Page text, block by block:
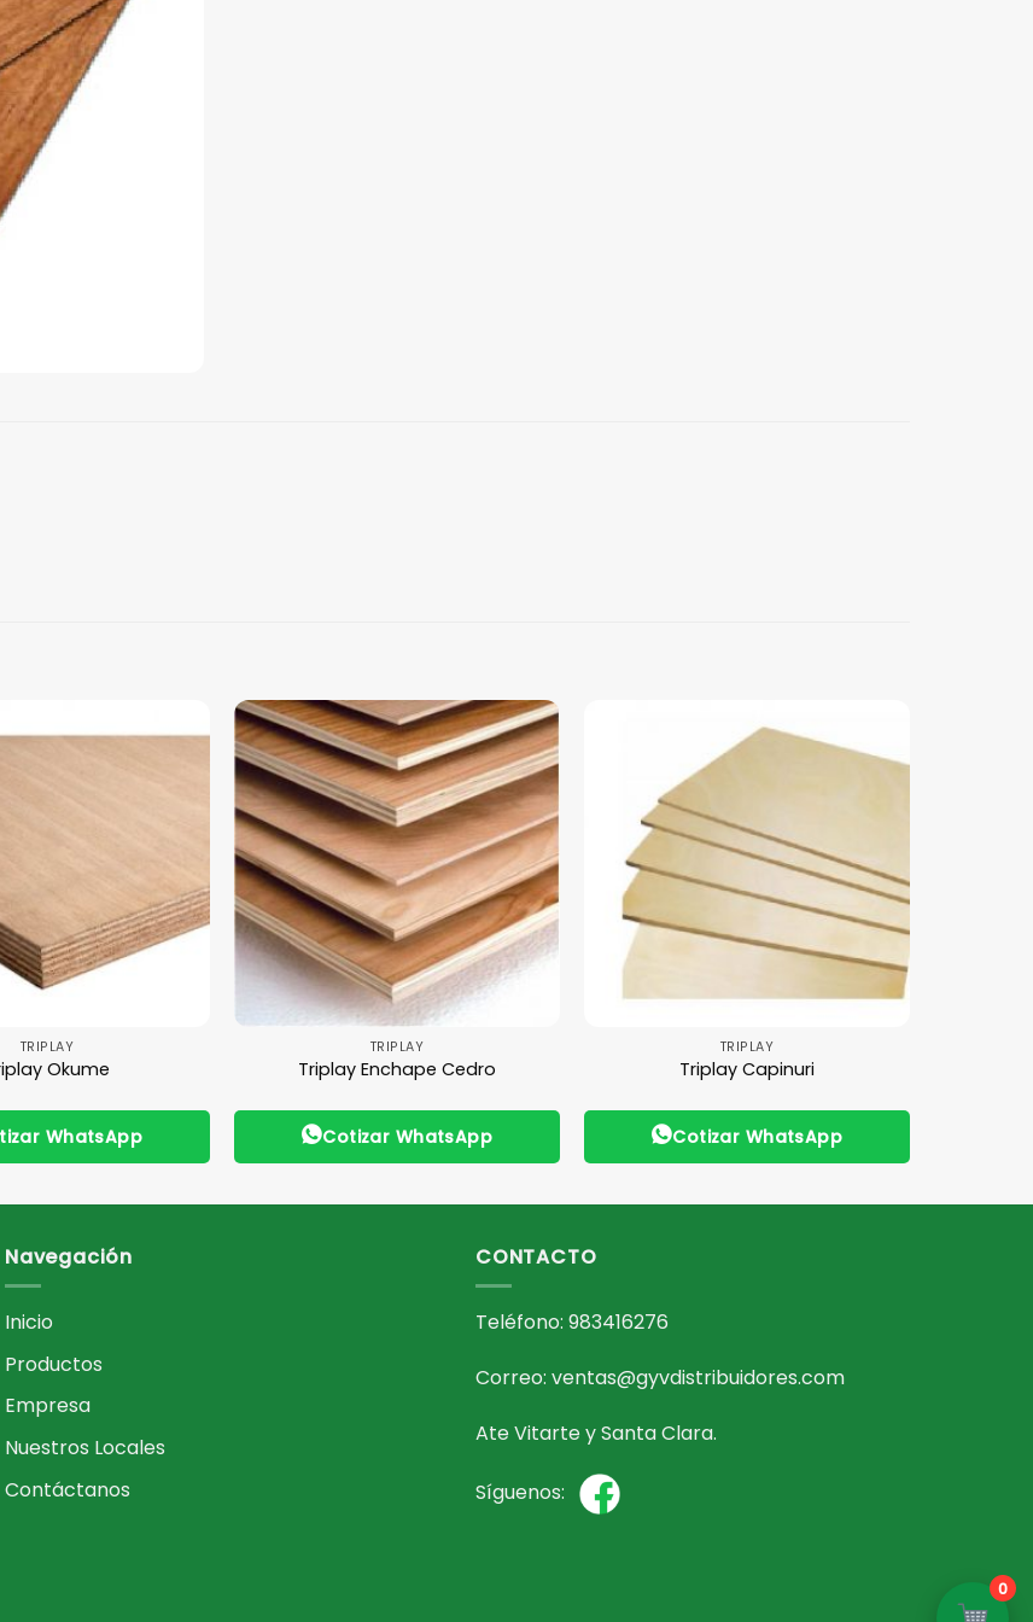
TRIPLAY
Okume
WhatsApp
TRIPLAY
Triplay Enchape Cedro
Cotizar WhatsApp
TRIPLAY
Triplay Capinuri
Cotizar WhatsApp
Navegación
Inicio
Productos
Empresa
Nuestros Locales
Contáctanos
CONTACTO
Teléfono: 983416276
Correo: ventas@gyvdistribuidores.com
Ate Vitarte y Santa Clara.
Síguenos:
0